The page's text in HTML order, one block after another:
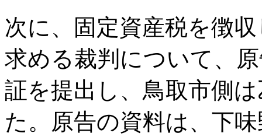
次に、固定資産税を徴
求める裁判について、
証を提出し、鳥取市側
た。原告の資料は、下